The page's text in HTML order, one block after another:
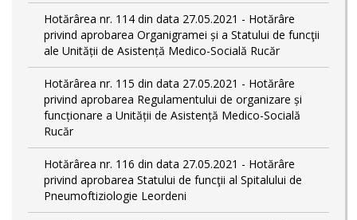
Hotărârea nr. 114 din data 27.05.2021 - Hotărâre
privind aprobarea Organigramei și a Statului de funcţii
ale Unității de Asistență Medico-Socială Rucăr
Hotărârea nr. 115 din data 27.05.2021 - Hotărâre
privind aprobarea Regulamentului de organizare și
funcționare a Unității de Asistență Medico-Socială
Rucăr
Hotărârea nr. 116 din data 27.05.2021 - Hotărâre
privind aprobarea Statului de funcţii al Spitalului de
Pneumoftiziologie Leordeni